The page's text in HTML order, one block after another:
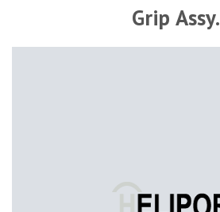
Grip Assy.